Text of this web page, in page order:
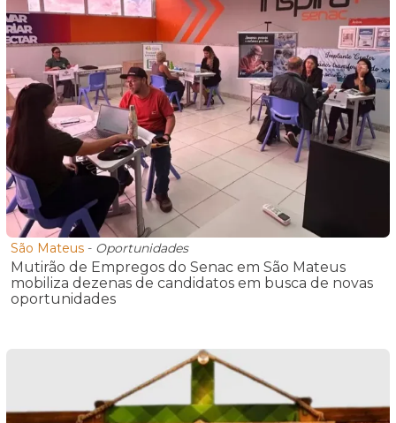
São Mateus - Oportunidades
Mutirão de Empregos do Senac em São Mateus
mobiliza dezenas de candidatos em busca de novas
oportunidades